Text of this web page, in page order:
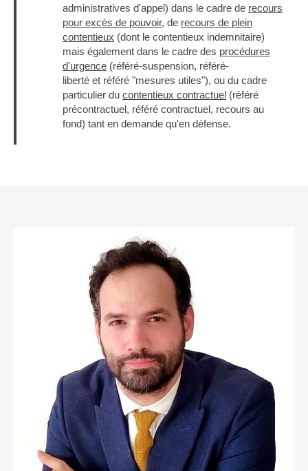
administratives d'appel) dans le cadre de recours
pour excès de pouvoir, de recours de plein
contentieux (dont le contentieux indemnitaire)
mais également dans le cadre des procédures
d'urgence (référé-suspension, référé-
liberté et référé "mesures utiles"), ou du cadre
particulier du contentieux contractuel (référé
précontractuel, référé contractuel, recours au
fond) tant en demande qu'en défense.